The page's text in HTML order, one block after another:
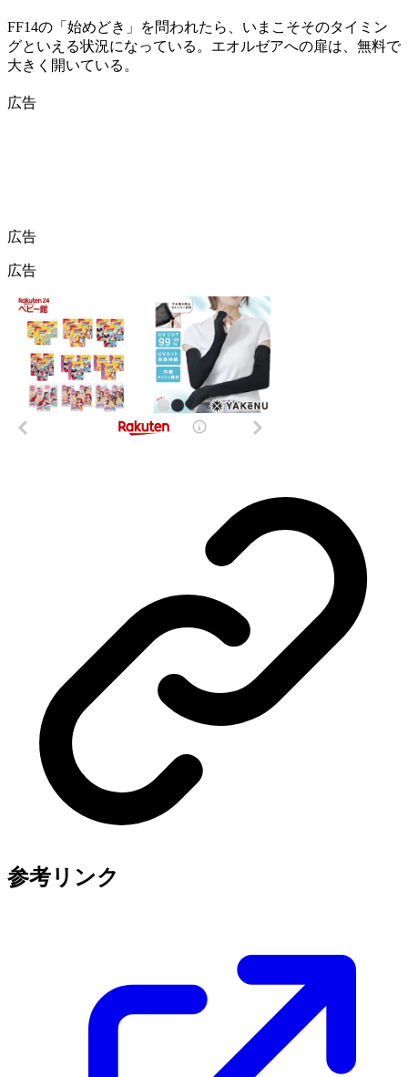
FF14の「始めどき」を問われたら、いまこそそのタイミン
グといえる状況になっている。エオルゼアへの扉は、無料で
大きく開いている。
広告
広告
広告
参考リンク